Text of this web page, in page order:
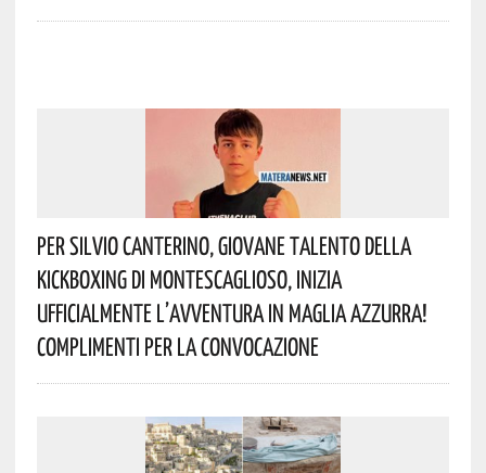
Per Silvio Canterino, Giovane Talento Della
Kickboxing Di Montescaglioso, Inizia
Ufficialmente L’avventura In Maglia Azzurra!
Complimenti Per La Convocazione